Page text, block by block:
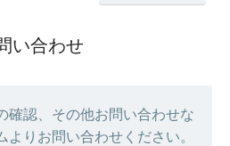
い合わせ
確認、その他お問い合わせな
よりお問い合わせください。